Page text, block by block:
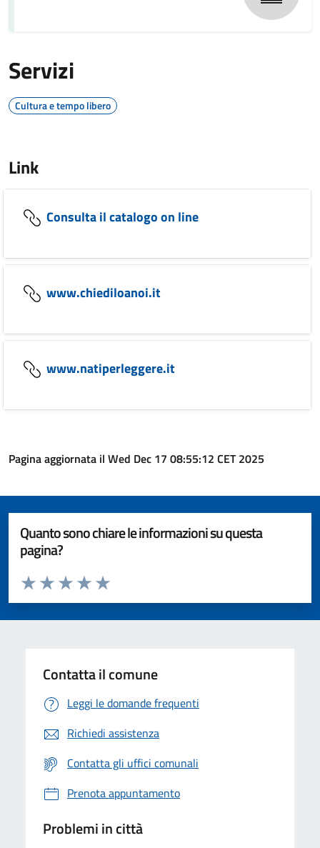
Servizi
Cultura e tempo libero
Link
Consulta il catalogo on line
www.chiediloanoi.it
www.natiperleggere.it
Pagina aggiornata il Wed Dec 17 08:55:12 CET 2025
Quanto sono chiare le informazioni su questa
pagina?
Valuta da 1 a 5 stelle la pagina
Valuta 5 stelle su 5
Valuta 4 stelle su 5
Valuta 3 stelle su 5
Valuta 2 stelle su 5
Valuta 1 stelle su 5
Contatta il comune
Leggi le domande frequenti
Richiedi assistenza
Contatta gli uffici comunali
Prenota appuntamento
Problemi in città